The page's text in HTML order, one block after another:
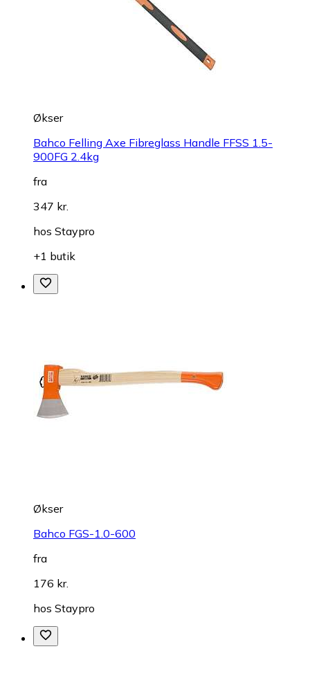
Økser
Bahco Felling Axe Fibreglass Handle FFSS 1.5-
900FG 2.4kg
fra
347 kr.
hos Staypro
+1 butik
Økser
Bahco FGS-1.0-600
fra
176 kr.
hos Staypro